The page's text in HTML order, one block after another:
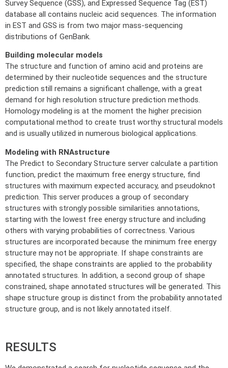
Survey Sequence (GSS), and Expressed Sequence Tag (EST)
database all contains nucleic acid sequences. The information
in EST and GSS is from two major mass-sequencing
distributions of GenBank.
Building molecular models
The structure and function of amino acid and proteins are
determined by their nucleotide sequences and the structure
prediction still remains a significant challenge, with a great
demand for high resolution structure prediction methods.
Homology modeling is at the moment the higher precision
computational method to create trust worthy structural models
and is usually utilized in numerous biological applications.
Modeling with RNAstructure
The Predict to Secondary Structure server calculate a partition
function, predict the maximum free energy structure, find
structures with maximum expected accuracy, and pseudoknot
prediction. This server produces a group of secondary
structures with strongly possible similarities annotations,
starting with the lowest free energy structure and including
others with varying probabilities of correctness. Various
structures are incorporated because the minimum free energy
structure may not be appropriate. If shape constraints are
specified, the shape constraints are applied to the probability
annotated structures. In addition, a second group of shape
constrained, shape annotated structures will be generated. This
shape structure group is distinct from the probability annotated
structure group, and is not likely annotated itself.
RESULTS